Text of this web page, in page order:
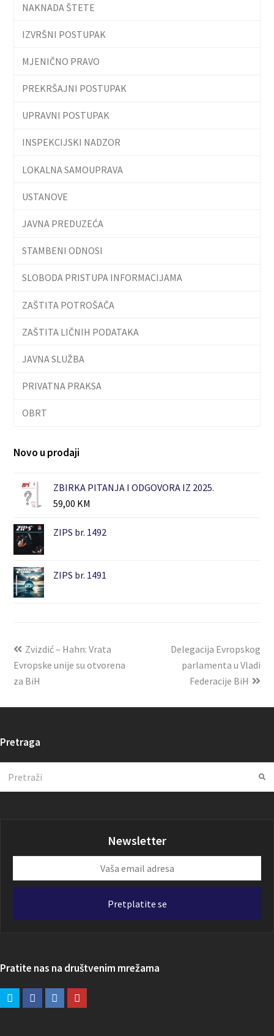
NAKNADA ŠTETE
IZVRŠNI POSTUPAK
MJENIČNO PRAVO
PREKRŠAJNI POSTUPAK
UPRAVNI POSTUPAK
INSPEKCIJSKI NADZOR
LOKALNA SAMOUPRAVA
USTANOVE
JAVNA PREDUZEĆA
STAMBENI ODNOSI
SLOBODA PRISTUPA INFORMACIJAMA
ZAŠTITA POTROŠAČA
ZAŠTITA LIČNIH PODATAKA
JAVNA SLUŽBA
PRIVATNA PRAKSA
OBRT
Novo u prodaji
ZBIRKA PITANJA I ODGOVORA IZ 2025.
59,00 KM
ZIPS br. 1492
ZIPS br. 1491
Zvizdić – Hahn: Vrata
Evropske unije su otvorena
za BiH
Delegacija Evropskog
parlamenta u Vladi
Federacije BiH
Pretraga
Newsletter
email
Pretplatite se
Pratite nas na društvenim mrežama